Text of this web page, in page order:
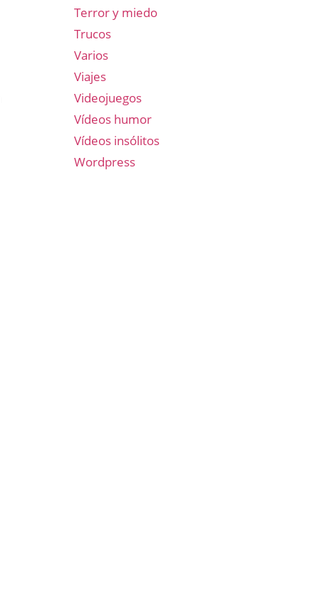
Terror y miedo
Trucos
Varios
Viajes
Videojuegos
Vídeos humor
Vídeos insólitos
Wordpress